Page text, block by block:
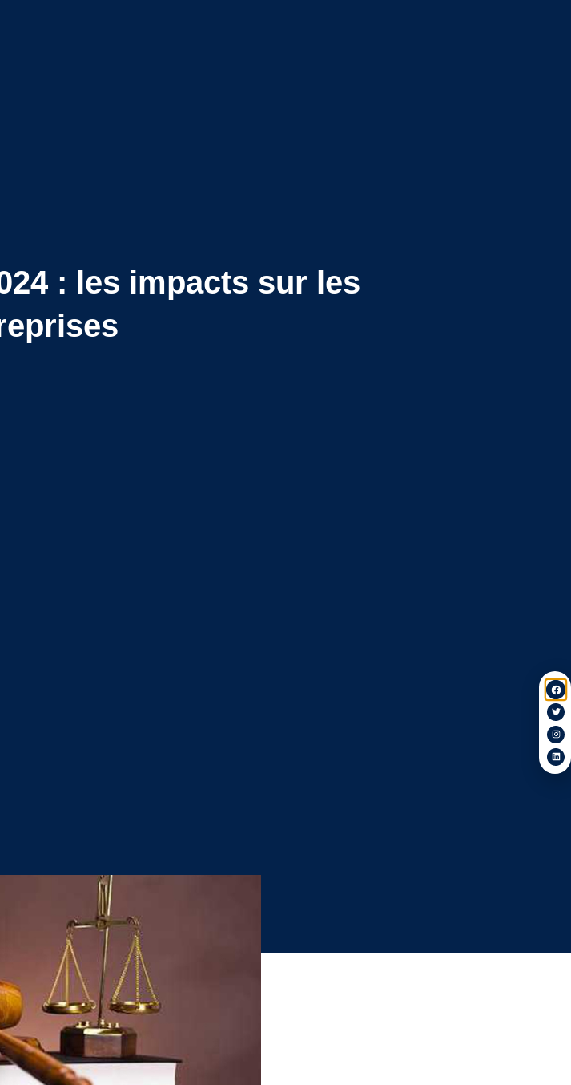
: les impacts sur les